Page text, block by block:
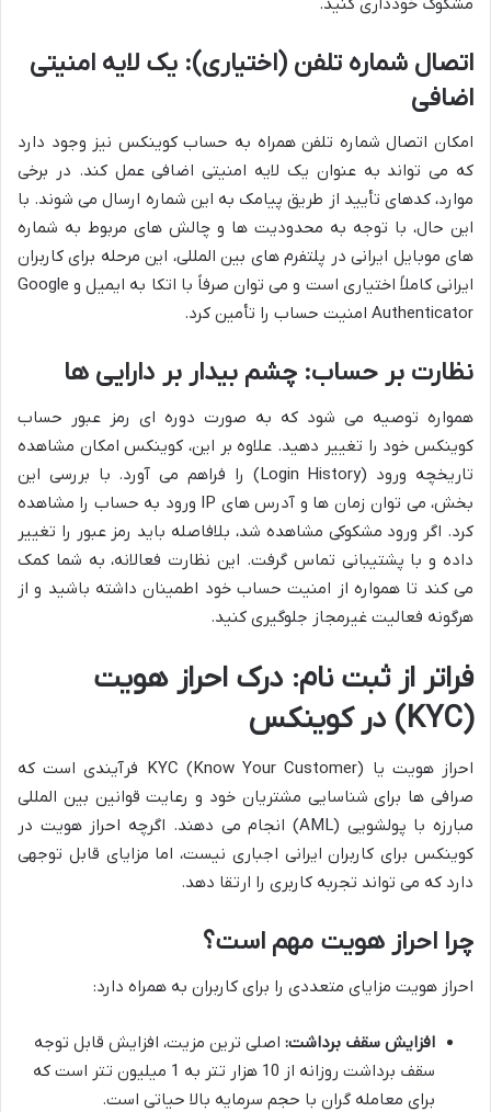
اتصال شماره تلفن (اختیاری): یک لایه امنیتی
اضافی
امکان اتصال شماره تلفن همراه به حساب کوینکس نیز وجود دارد
که می تواند به عنوان یک لایه امنیتی اضافی عمل کند. در برخی
موارد، کدهای تأیید از طریق پیامک به این شماره ارسال می شوند. با
این حال، با توجه به محدودیت ها و چالش های مربوط به شماره
های موبایل ایرانی در پلتفرم های بین المللی، این مرحله برای کاربران
ایرانی کاملاً اختیاری است و می توان صرفاً با اتکا به ایمیل و Google
Authenticator امنیت حساب را تأمین کرد.
نظارت بر حساب: چشم بیدار بر دارایی ها
همواره توصیه می شود که به صورت دوره ای رمز عبور حساب
کوینکس خود را تغییر دهید. علاوه بر این، کوینکس امکان مشاهده
تاریخچه ورود (Login History) را فراهم می آورد. با بررسی این
بخش، می توان زمان ها و آدرس های IP ورود به حساب را مشاهده
کرد. اگر ورود مشکوکی مشاهده شد، بلافاصله باید رمز عبور را تغییر
داده و با پشتیبانی تماس گرفت. این نظارت فعالانه، به شما کمک
می کند تا همواره از امنیت حساب خود اطمینان داشته باشید و از
هرگونه فعالیت غیرمجاز جلوگیری کنید.
فراتر از ثبت نام: درک احراز هویت
(KYC) در کوینکس
احراز هویت یا KYC (Know Your Customer) فرآیندی است که
صرافی ها برای شناسایی مشتریان خود و رعایت قوانین بین المللی
مبارزه با پولشویی (AML) انجام می دهند. اگرچه احراز هویت در
کوینکس برای کاربران ایرانی اجباری نیست، اما مزایای قابل توجهی
دارد که می تواند تجربه کاربری را ارتقا دهد.
چرا احراز هویت مهم است؟
احراز هویت مزایای متعددی را برای کاربران به همراه دارد:
افزایش سقف برداشت: اصلی ترین مزیت، افزایش قابل توجه
سقف برداشت روزانه از 10 هزار تتر به 1 میلیون تتر است که
برای معامله گران با حجم سرمایه بالا حیاتی است.